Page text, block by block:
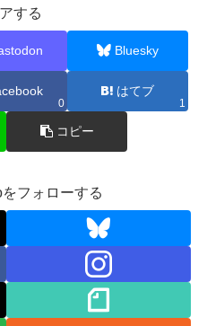
する
Bluesky
0
はてブ
1
コピー
フォローする